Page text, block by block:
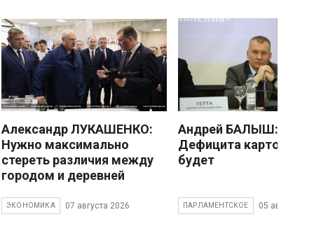
Александр ЛУКАШЕНКО:
Нужно максимально
стереть различия между
городом и деревней
ЭКОНОМИКА 07 августа 2026
Андрей БАЛЫШ:
Дефицита картофеля не
будет
ПАРЛАМЕНТСКОЕ 05 августа 2026